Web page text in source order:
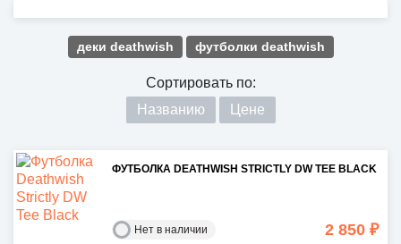
деки deathwish футболки deathwish
Сортировать по:
Названию
Цене
ФУТБОЛКА DEATHWISH STRICTLY DW TEE BLACK
Нет в наличии 2 850 ₽